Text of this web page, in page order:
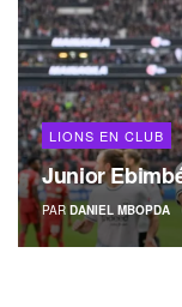
LIONS EN CLUB
Junior
PAR DANIEL MBOPDA